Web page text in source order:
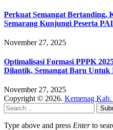
Perkuat Semangat Bertanding,
Semarang Kunjungi Peserta
November 27, 2025
Optimalisasi Formasi PPPK
Dilantik, Semangat Baru Untuk
November 27, 2025
Copyright © 2026. Kemenag Kab.
Type above and press Enterto